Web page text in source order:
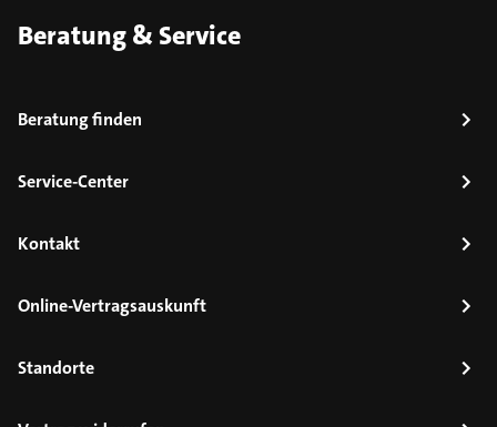
Beratung & Service
Beratung finden
Service-Center
Kontakt
Online-Vertragsauskunft
Standorte